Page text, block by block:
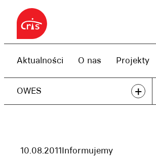
Przejdź
treści
Aktualności O nas Projekty
OWES +
10.08.2011Informujemy